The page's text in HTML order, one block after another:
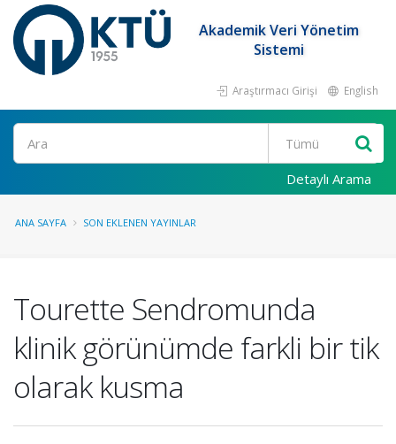
Akademik Veri Yönetim
Sistemi
Araştırmacı Girişi English
Ara
Detaylı Arama
ANA SAYFA SON EKLENEN YAYINLAR
Tourette Sendromunda
klinik görünümde farkli bir tik
olarak kusma